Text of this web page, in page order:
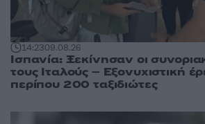
14:2309.08.26
Ισπανία: Ξεκίνησαν οι
τους Ιταλούς – Εξονυχιστική
περίπου 200 ταξιδιώτες